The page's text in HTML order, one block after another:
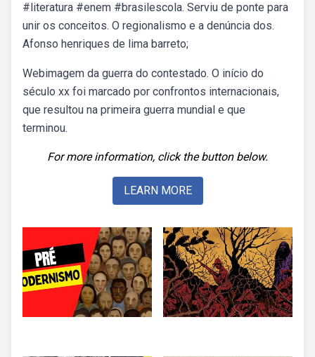
#literatura #enem #brasilescola. Serviu de ponte para
unir os conceitos. O regionalismo e a denúncia dos.
Afonso henriques de lima barreto;
Webimagem da guerra do contestado. O início do
século xx foi marcado por confrontos internacionais,
que resultou na primeira guerra mundial e que
terminou.
For more information, click the button below.
LEARN MORE